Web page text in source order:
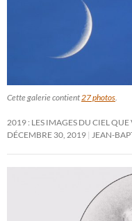
Cette galerie contient27 photos.
2019 : LES IMAGES DU CIEL
DÉCEMBRE 30, 2019 JEAN-